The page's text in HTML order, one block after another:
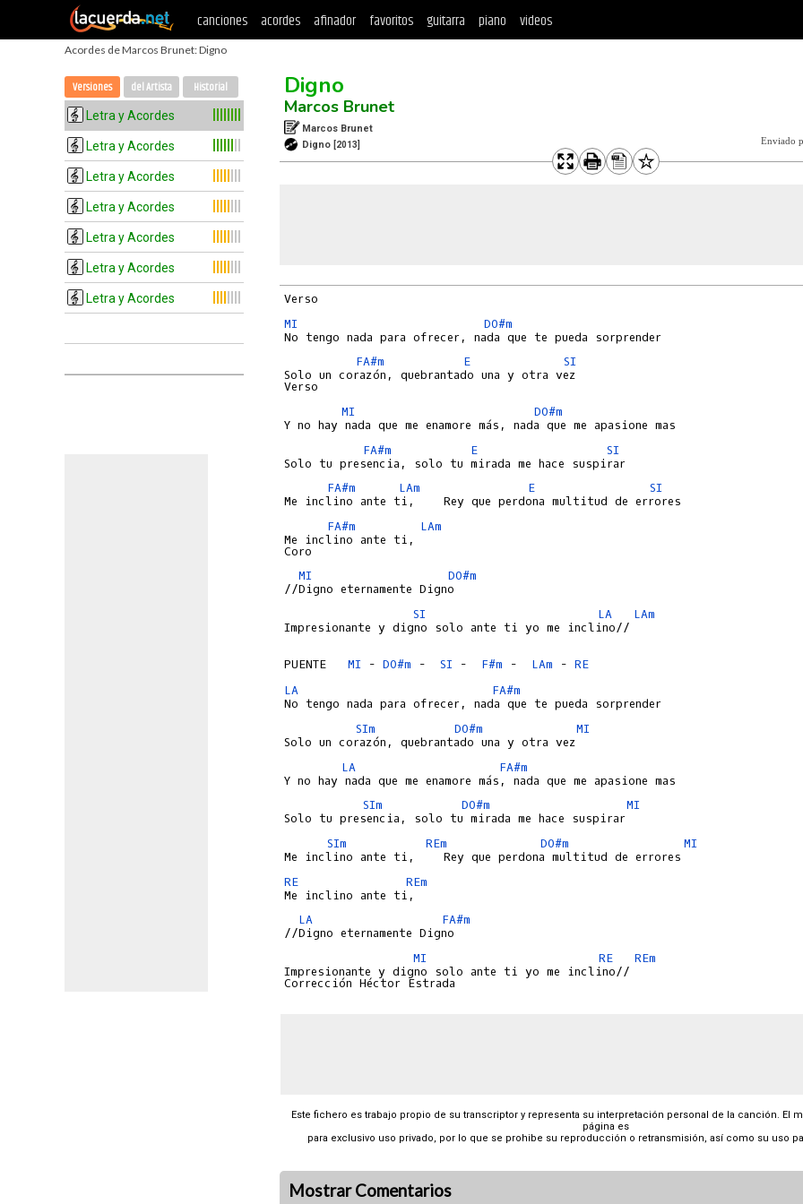
canciones acordes afinador favoritos guitarra piano videos
Acordes de Marcos Brunet: Digno
Versiones del Artista Historial
Letra y Acordes
Letra y Acordes
Letra y Acordes
Letra y Acordes
Letra y Acordes
Letra y Acordes
Letra y Acordes
Digno
Marcos Brunet
Marcos Brunet
Digno [2013] Enviado
MI
DO#m
FA#m
E
SI
Solo un corazón, quebrantado una y otra vez
MI
DO#m
FA#m
E
SI
FA#m
LAm E
SI
FA#m
LAm
Me inclino ante ti,
MI
DO#m
SI
LA
LAm
Impresionante y digno solo ante ti yo me inclino//
PUENTE MI - DO#m - SI - F#m - LAm - RE
LA
FA#m
SIm
DO#m
MI
LA
FA#m
SIm
DO#m
MI
SIm
REm DO#m
MI
RE
REm
LA
FA#m
MI
RE
REm
Impresionante y digno solo ante ti yo me inclino//
Este fichero es trabajo propio de su transcriptor y representa su interpretación personal de la canción. El
página es
para exclusivo uso privado, por lo que se prohibe su reproducción o retransmisión, así como su uso
Mostrar Comentarios